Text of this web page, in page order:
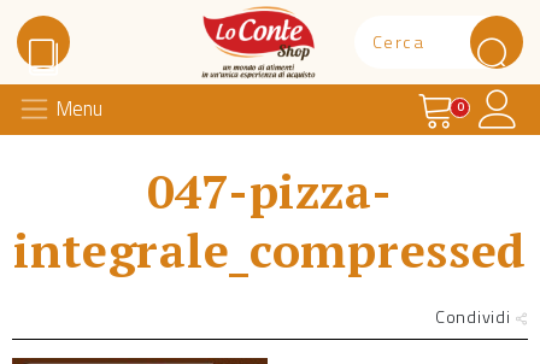
Lo Conte Shop
Menu Carrello
0
047-pizza-
integrale_compressed
Condividi